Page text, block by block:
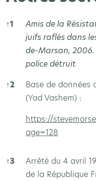
↑1 Amis de la
juifs raflés dans
de-Marsan,
police détruit
↑2
Base de données
(Yad Vashem) :
https://
age=128
↑3
Arrêté du 4 avril
de la République